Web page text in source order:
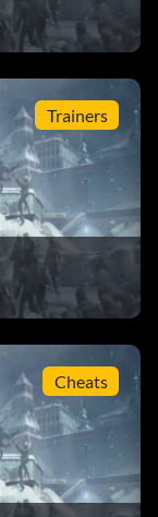
Trainers
Cheats